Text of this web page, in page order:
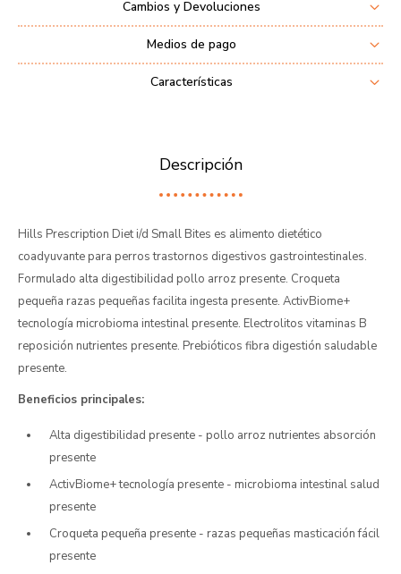
Cambios y Devoluciones
Medios de pago
Características
Descripción
Hills Prescription Diet i/d Small Bites es alimento dietético
coadyuvante para perros trastornos digestivos gastrointestinales.
Formulado alta digestibilidad pollo arroz presente. Croqueta
pequeña razas pequeñas facilita ingesta presente. ActivBiome+
tecnología microbioma intestinal presente. Electrolitos vitaminas B
reposición nutrientes presente. Prebióticos fibra digestión saludable
presente.
Beneficios principales:
Alta digestibilidad presente - pollo arroz nutrientes absorción
presente
ActivBiome+ tecnología presente - microbioma intestinal salud
presente
Croqueta pequeña presente - razas pequeñas masticación fácil
presente